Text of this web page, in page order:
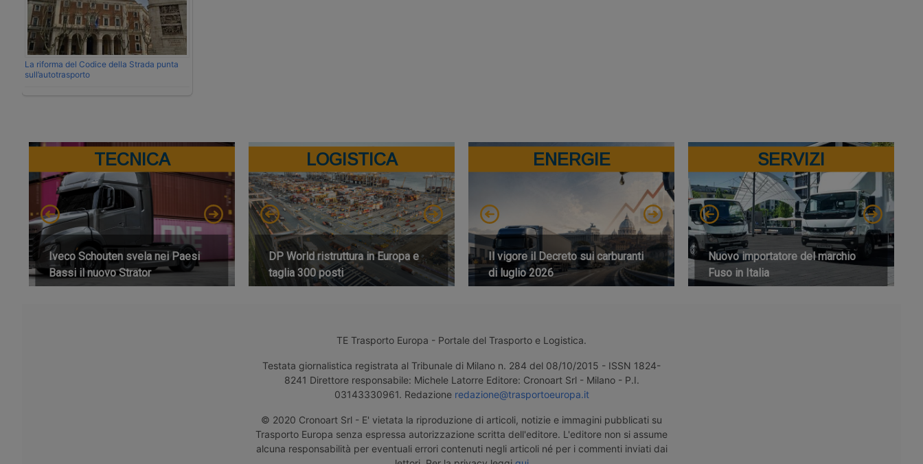
La riforma del Codice della Strada punta
sull’autotrasporto
TECNICA
Iveco Schouten svela nei Paesi
Bassi il nuovo Strator
LOGISTICA
DP World ristruttura in Europa e
taglia 300 posti
ENERGIE
Il vigore il Decreto sui carburanti
di luglio 2026
SERVIZI
Nuovo importatore del marchio
Fuso in Italia
TE Trasporto Europa - Portale del Trasporto e Logistica.
Testata giornalistica registrata al Tribunale di Milano n. 284 del 08/10/2015 - ISSN 1824-
8241 Direttore responsabile: Michele Latorre Editore: Cronoart Srl - Milano - P.I.
03143330961. Redazione redazione@trasportoeuropa.it
© 2020 Cronoart Srl - E' vietata la riproduzione di articoli, notizie e immagini pubblicati su
Trasporto Europa senza espressa autorizzazione scritta dell'editore. L'editore non si assume
alcuna responsabilità per eventuali errori contenuti negli articoli né per i commenti inviati dai